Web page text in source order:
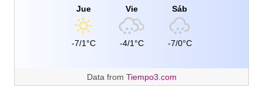
Jue
-7/1°C
Vie
-4/1°C
Sáb
-7/0°C
Data from Tiempo3.com